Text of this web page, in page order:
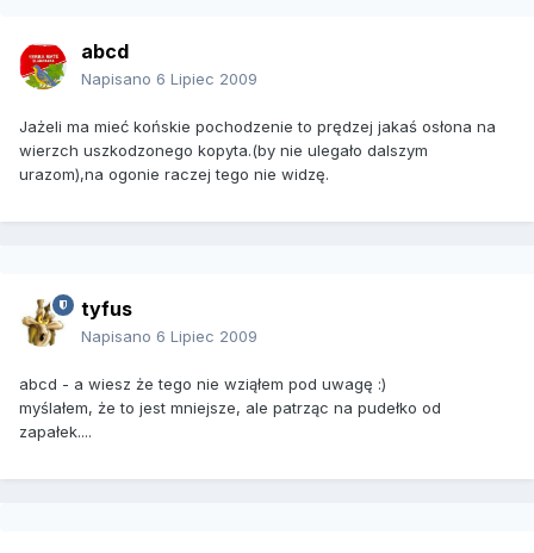
abcd
Napisano 6 Lipiec 2009
Jażeli ma mieć końskie pochodzenie to prędzej jakaś osłona na
wierzch uszkodzonego kopyta.(by nie ulegało dalszym
urazom),na ogonie raczej tego nie widzę.
tyfus
Napisano 6 Lipiec 2009
abcd - a wiesz że tego nie wziąłem pod uwagę :)
myślałem, że to jest mniejsze, ale patrząc na pudełko od
zapałek....